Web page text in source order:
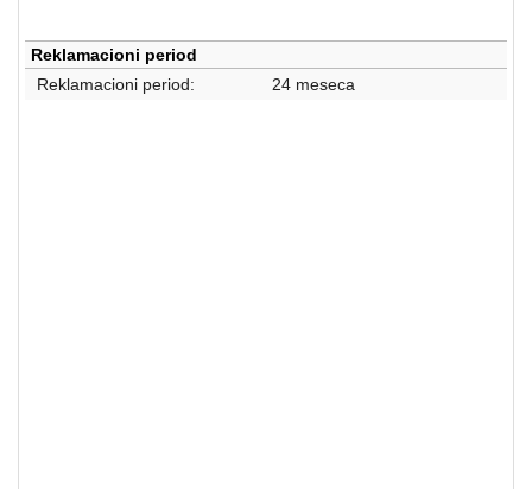
Reklamacioni period
Reklamacioni period:
24 meseca